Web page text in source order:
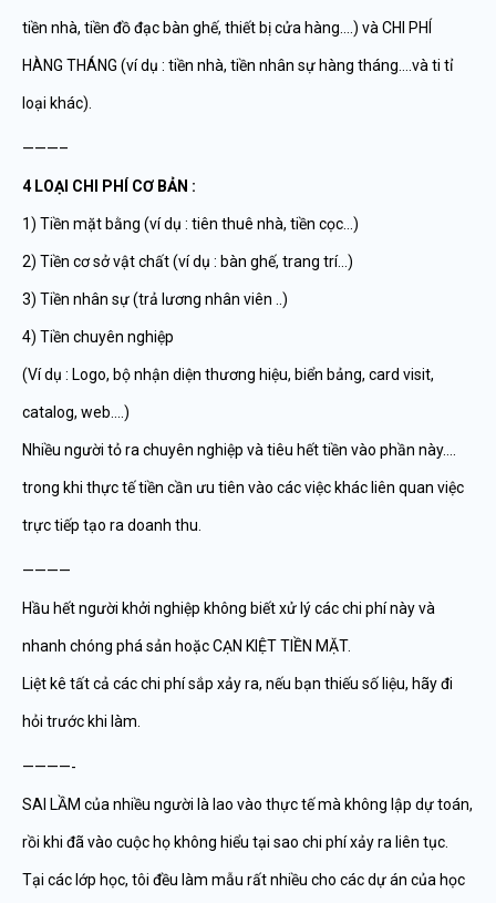
tiền nhà, tiền đồ đạc bàn ghế, thiết bị cửa hàng….) và CHI PHÍ
HÀNG THÁNG (ví dụ : tiền nhà, tiền nhân sự hàng tháng….và ti tỉ
loại khác).
———–
4 LOẠI CHI PHÍ CƠ BẢN :
1) Tiền mặt bằng (ví dụ : tiên thuê nhà, tiền cọc…)
2) Tiền cơ sở vật chất (ví dụ : bàn ghế, trang trí…)
3) Tiền nhân sự (trả lương nhân viên ..)
4) Tiền chuyên nghiệp
(Ví dụ : Logo, bộ nhận diện thương hiệu, biển bảng, card visit,
catalog, web….)
Nhiều người tỏ ra chuyên nghiệp và tiêu hết tiền vào phần này….
trong khi thực tế tiền cần ưu tiên vào các việc khác liên quan việc
trực tiếp tạo ra doanh thu.
————
Hầu hết người khởi nghiệp không biết xử lý các chi phí này và
nhanh chóng phá sản hoặc CẠN KIỆT TIỀN MẶT.
Liệt kê tất cả các chi phí sắp xảy ra, nếu bạn thiếu số liệu, hãy đi
hỏi trước khi làm.
————-
SAI LẦM của nhiều người là lao vào thực tế mà không lập dự toán,
rồi khi đã vào cuộc họ không hiểu tại sao chi phí xảy ra liên tục.
Tại các lớp học, tôi đều làm mẫu rất nhiều cho các dự án của học